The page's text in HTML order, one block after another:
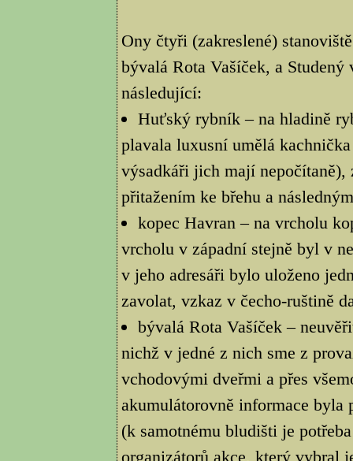
Ony čtyři (zakreslené)
bývalá Rota Vašíček, a
následující:
Huťský rybník – na hladině
plavala luxusní umělá
výsadkáři jich mají
přitažením ke břehu a
kopec Havran – na vrcholu
vrcholu v západní stejně byl v
v jeho adresáři bylo uloženo
zavolat, vzkaz v čecho-ruštině
bývalá Rota Vašíček –
nichž v jedné z nich sme z
vchodovými dveřmi a přes
akumulátorovně informace byla
(k samotnému bludišti je
organizátorů akce, který vybral